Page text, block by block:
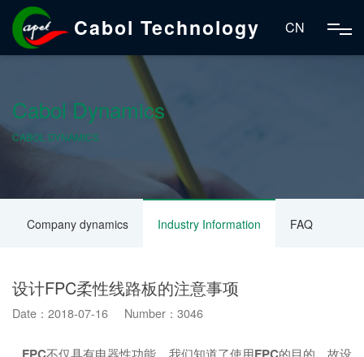
Cabol Technology CN
Cabol Dynamics
CABOL DYNAMICS
Company dynamics Industry Information FAQ
设计FPC柔性线路板的注意事项
Date：2018-07-16 Number：3046
不仅具有电器性功能，我们知道了使用
的目的，故设